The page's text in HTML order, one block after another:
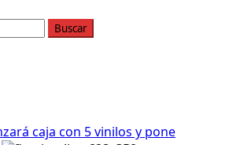
caja con 5 vinilos y pone